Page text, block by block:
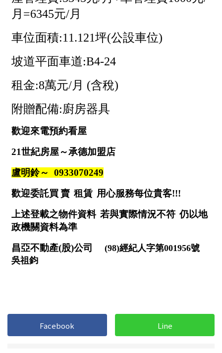
金門連江
1樓 2樓
3樓 4樓
5~10樓
21樓以上
~
不拘
2房 3房
4房 5房以上
屋齡
20-30 年 30-40 年
Facebook Line